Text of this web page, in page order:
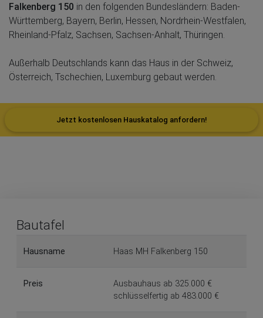
Falkenberg 150 in den folgenden Bundesländern: Baden-
Württemberg, Bayern, Berlin, Hessen, Nordrhein-Westfalen,
Rheinland-Pfalz, Sachsen, Sachsen-Anhalt, Thüringen.
Außerhalb Deutschlands kann das Haus in der Schweiz,
Österreich, Tschechien, Luxemburg gebaut werden.
Jetzt kostenlosen Hauskatalog anfordern!
Bautafel
Hausname Haas MH Falkenberg 150
Preis
Ausbauhaus ab 325.000 €
schlüsselfertig ab 483.000 €